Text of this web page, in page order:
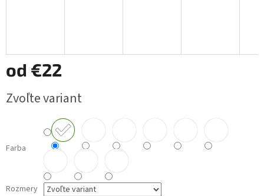
od €22
cena:
Zvoľte variant
Farba
Rozmery